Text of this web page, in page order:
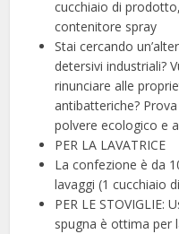
cucchiaio di
contenitore spray
Stai cercando
detersivi industriali?
rinunciare alle
antibatteriche?
polvere ecologico e
PER LA LAVATRICE
La confezione è da
lavaggi (1 cucchiaio
PER LE STOVIGLIE:
spugna è ottima per